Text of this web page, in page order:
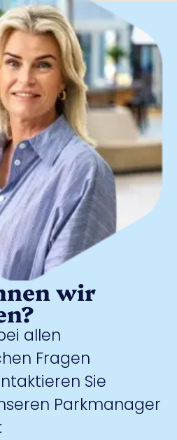
wir
allen
Fragen
Sie
Parkmanager
: